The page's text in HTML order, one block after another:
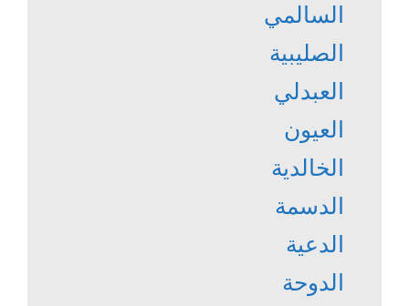
السالمي
الصليبية
العبدلي
العيون
الخالدية
الدسمة
الدعية
الدوحة